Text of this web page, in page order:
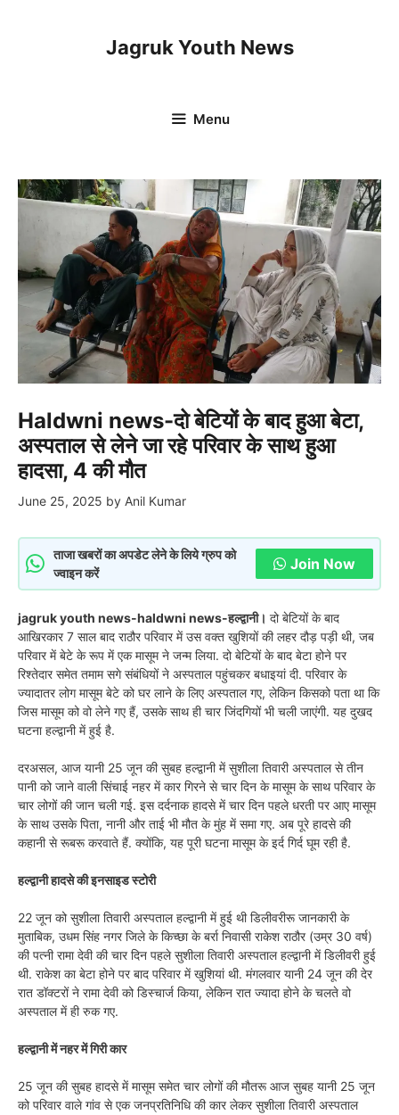
Jagruk Youth News
Menu
Haldwni news-दो बेटियों के बाद हुआ बेटा,
अस्पताल से लेने जा रहे परिवार के साथ हुआ
हादसा, 4 की मौत
June 25, 2025 by Anil Kumar
ताजा खबरों का अपडेट लेने के लिये ग्रुप को
ज्वाइन करें
Join Now
jagruk youth news-haldwni news-हल्द्वानी। दो बेटियों के बाद
आखिरकार 7 साल बाद राठौर परिवार में उस वक्त खुशियों की लहर दौड़ पड़ी थी, जब
परिवार में बेटे के रूप में एक मासूम ने जन्म लिया. दो बेटियों के बाद बेटा होने पर
रिश्तेदार समेत तमाम सगे संबंधियों ने अस्पताल पहुंचकर बधाइयां दी. परिवार के
ज्यादातर लोग मासूम बेटे को घर लाने के लिए अस्पताल गए, लेकिन किसको पता था कि
जिस मासूम को वो लेने गए हैं, उसके साथ ही चार जिंदगियों भी चली जाएंगी. यह दुखद
घटना हल्द्वानी में हुई है.
दरअसल, आज यानी 25 जून की सुबह हल्द्वानी में सुशीला तिवारी अस्पताल से तीन
पानी को जाने वाली सिंचाई नहर में कार गिरने से चार दिन के मासूम के साथ परिवार के
चार लोगों की जान चली गई. इस दर्दनाक हादसे में चार दिन पहले धरती पर आए मासूम
के साथ उसके पिता, नानी और ताई भी मौत के मुंह में समा गए. अब पूरे हादसे की
कहानी से रूबरू करवाते हैं. क्योंकि, यह पूरी घटना मासूम के इर्द गिर्द घूम रही है.
हल्द्वानी हादसे की इनसाइड स्टोरी
22 जून को सुशीला तिवारी अस्पताल हल्द्वानी में हुई थी डिलीवरीरू जानकारी के
मुताबिक, उधम सिंह नगर जिले के किच्छा के बर्रा निवासी राकेश राठौर (उम्र 30 वर्ष)
की पत्नी रामा देवी की चार दिन पहले सुशीला तिवारी अस्पताल हल्द्वानी में डिलीवरी हुई
थी. राकेश का बेटा होने पर बाद परिवार में खुशियां थी. मंगलवार यानी 24 जून की देर
रात डॉक्टरों ने रामा देवी को डिस्चार्ज किया, लेकिन रात ज्यादा होने के चलते वो
अस्पताल में ही रुक गए.
हल्द्वानी में नहर में गिरी कार
25 जून की सुबह हादसे में मासूम समेत चार लोगों की मौतरू आज सुबह यानी 25 जून
को परिवार वाले गांव से एक जनप्रतिनिधि की कार लेकर सुशीला तिवारी अस्पताल